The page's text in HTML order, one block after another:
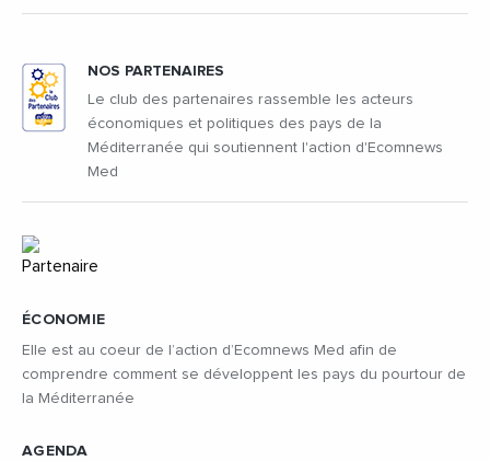
ÉCONOMIE
Elle est au coeur de l’action d’Ecomnews Med afin de
comprendre comment se développent les pays du pourtour de
la Méditerranée
AGENDA
NOS PARTENAIRES
Le club des partenaires rassemble les acteurs
économiques et politiques des pays de la
Méditerranée qui soutiennent l'action d'Ecomnews
Med